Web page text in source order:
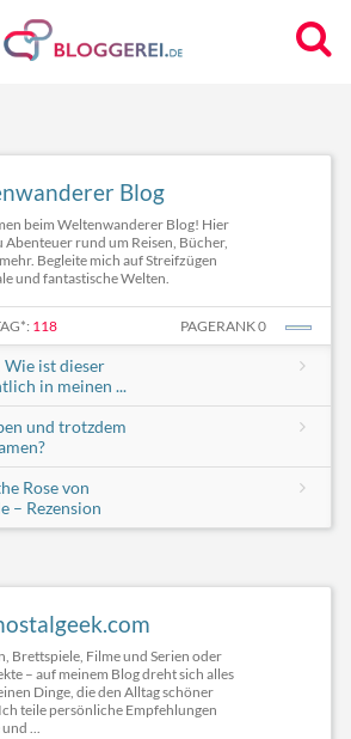
Blog
beim Weltenwanderer Blog! Hier
Abenteuer rund um Reisen, Bücher,
Begleite mich auf Streifzügen
und fantastische Welten.
118 PAGERANK 0
ist dieser
in meinen ...
und trotzdem
Rose von
– Rezension
Brettspiele, Filme und Serien oder
– auf meinem Blog dreht sich alles
Dinge, die den Alltag schöner
teile persönliche Empfehlungen
...